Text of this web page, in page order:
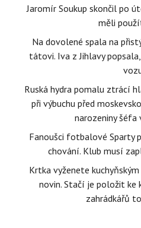
Jaromír Soukup skončil po
měli
Na dovolené spala na
tátovi. Iva z Jihlavy
Ruská hydra pomalu ztrácí
při výbuchu před
narozeniny šéfa
Fanoušci fotbalové Sparty
chování. Klub musí
Krtka vyženete
novin. Stačí je položit ke
zahrádkářů